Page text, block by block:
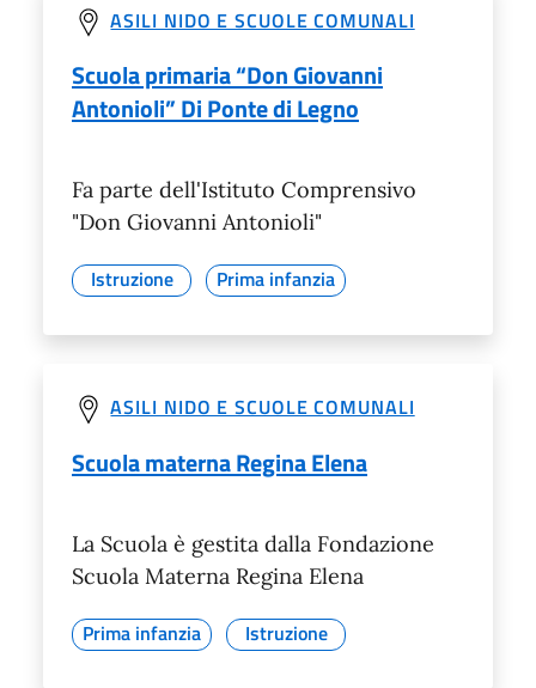
ASILI NIDO E SCUOLE COMUNALI
Scuola primaria “Don Giovanni
Antonioli” Di Ponte di Legno
Fa parte dell'Istituto Comprensivo
"Don Giovanni Antonioli"
Istruzione Prima infanzia
ASILI NIDO E SCUOLE COMUNALI
Scuola materna Regina Elena
La Scuola è gestita dalla Fondazione
Scuola Materna Regina Elena
Prima infanzia Istruzione